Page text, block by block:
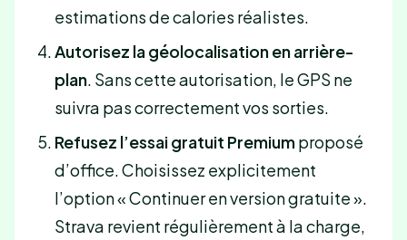
estimations de calories réalistes.
Autorisez la géolocalisation en arrière-
plan. Sans cette autorisation, le GPS ne
suivra pas correctement vos sorties.
Refusez l’essai gratuit Premiumproposé
d’office. Choisissez explicitement
l’option « Continuer en version gratuite ».
Strava revient régulièrement à la charge,